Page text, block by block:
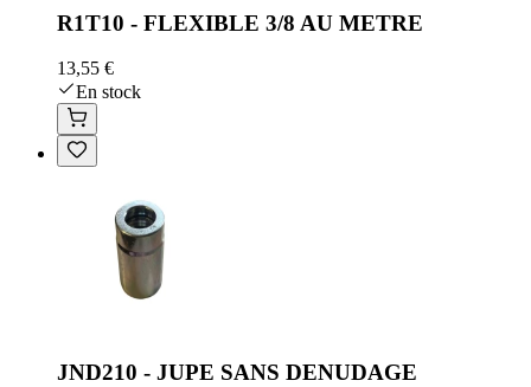
R1T10 - FLEXIBLE 3/8 AU METRE
13,55 €
En stock
JND210 - JUPE SANS DENUDAGE